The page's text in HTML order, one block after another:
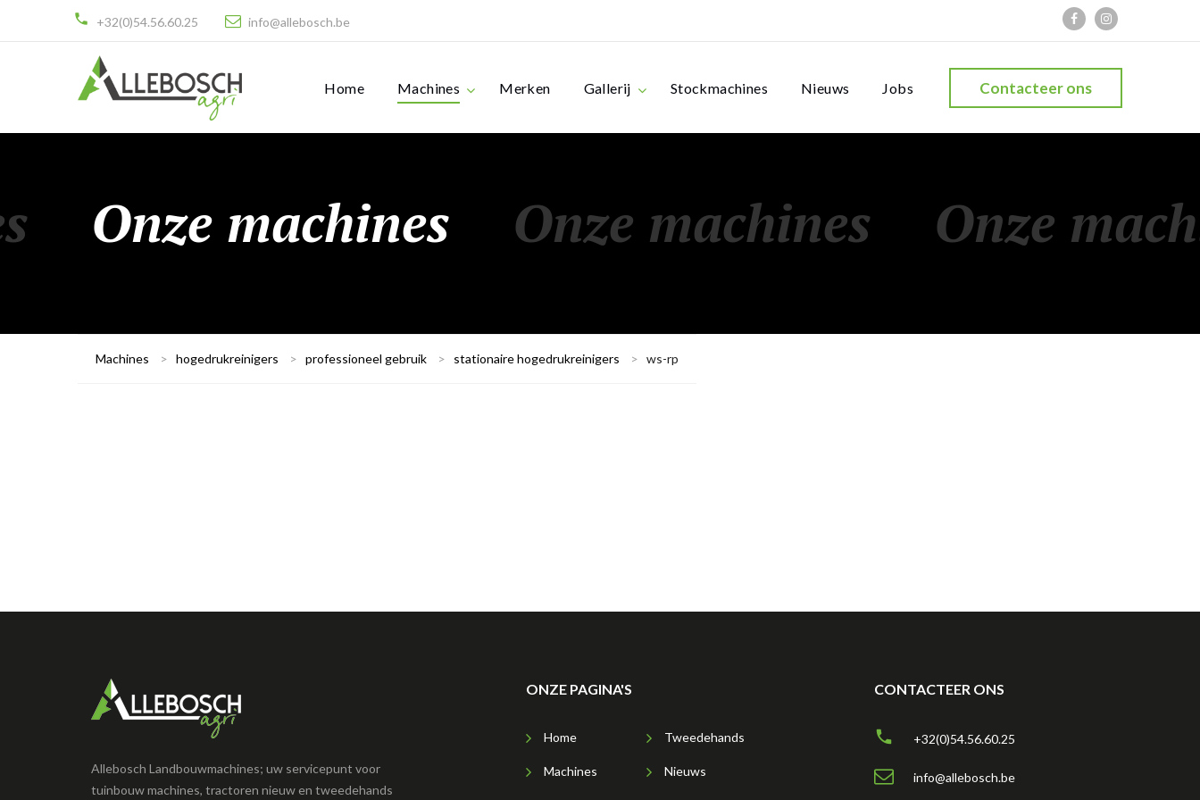
+32(0)54.56.60.25 info@allebosch.be
Contacteer ons
Home Machines Merken Gallerij Stockmachines Nieuws Jobs
Onze machines Onze machines Onze
Machines > hogedrukreinigers > professioneel gebruik > stationaire hogedrukreinigers > ws-rp
Allebosch Landbouwmachines; uw servicepunt voor
tuinbouw machines, tractoren nieuw en tweedehands
ONZE PAGINA'S
Home
Machines
Tweedehands
Nieuws
CONTACTEER ONS
+32(0)54.56.60.25
info@allebosch.be